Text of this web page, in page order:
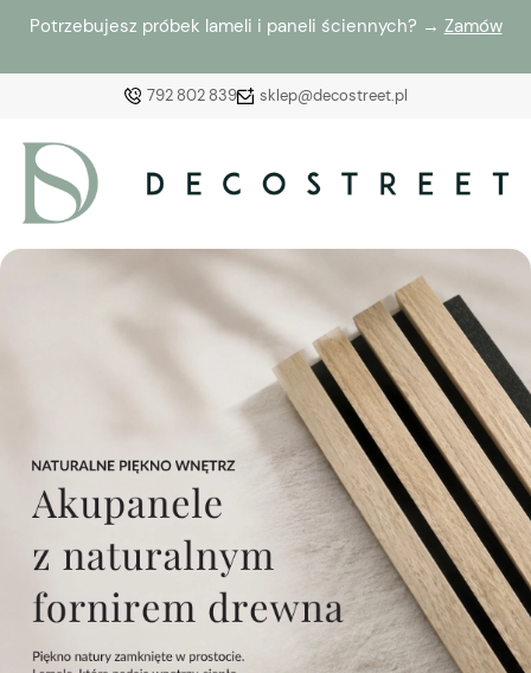
Potrzebujesz próbek lameli i paneli ściennych? → Zamów
792 802 839 sklep@decostreet.pl
Załóż konto
Wybierz coś dla siebie z naszej aktualnej oferty lub
zaloguj się, aby przywrócić dodane produkty do listy
z poprzedniej sesji.